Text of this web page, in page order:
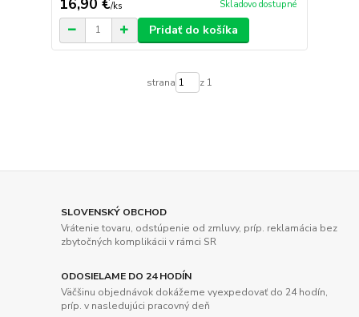
/ks Skladovo dostupné
Pridať do košíka
strana z 1
SLOVENSKÝ OBCHOD
Vrátenie tovaru, odstúpenie od zmluvy, príp. reklamácia bez
zbytočných komplikácii v rámci SR
ODOSIELAME DO 24 HODÍN
Väčšinu objednávok dokážeme vyexpedovať do 24 hodín,
príp. v nasledujúci pracovný deň